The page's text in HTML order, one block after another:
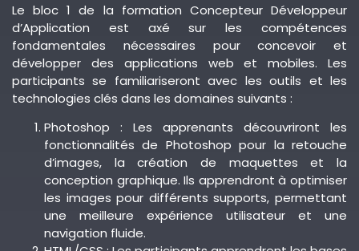
Le bloc 1 de la formation Concepteur Développeur
d’Application est axé sur les compétences
fondamentales nécessaires pour concevoir et
développer des applications web et mobiles. Les
participants se familiariseront avec les outils et les
technologies clés dans les domaines suivants :
Photoshop : Les apprenants découvriront les
fonctionnalités de Photoshop pour la retouche
d’images, la création de maquettes et la
conception graphique. Ils apprendront à optimiser
les images pour différents supports, permettant
une meilleure expérience utilisateur et une
navigation fluide.